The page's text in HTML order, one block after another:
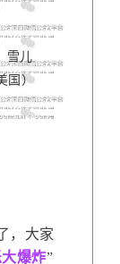
雪儿
国）
，大家
爆炸”